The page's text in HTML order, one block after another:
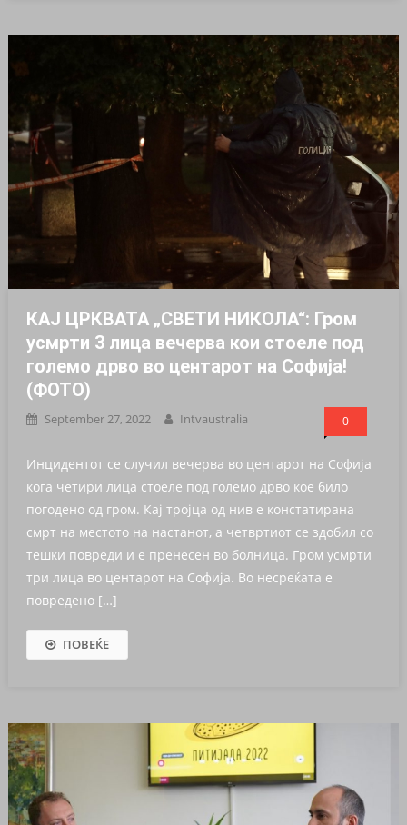
КАЈ ЦРКВАТА „СВЕТИ НИКОЛА“: Гром
усмрти 3 лица вечерва кои стоеле под
големо дрво во центарот на Софија!
(ФОТО)
September 27, 2022 Intvaustralia 0
Инцидентот се случил вечерва во центарот на Софија
кога четири лица стоеле под големо дрво кое било
погодено од гром. Кај тројца од нив е констатирана
смрт на местото на настанот, а четвртиот се здобил со
тешки повреди и е пренесен во болница. Гром усмрти
три лица во центарот на Софија. Во несреќата е
повредено […]
ПОВЕЌЕ